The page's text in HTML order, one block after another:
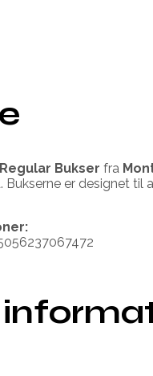
Bukser fra
er designet til